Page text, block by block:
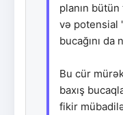
planın
və potensial
bucağını da
Bu cür
baxış
fikir